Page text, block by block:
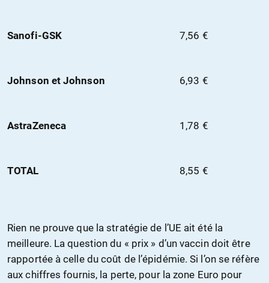
Sanofi-GSK 7,56 €
Johnson et Johnson 6,93 €
AstraZeneca 1,78 €
TOTAL 8,55 €
Rien ne prouve que la stratégie de l’UE ait été la
meilleure. La question du « prix » d’un vaccin doit être
rapportée à celle du coût de l’épidémie. Si l’on se réfère
aux chiffres fournis, la perte, pour la zone Euro pour